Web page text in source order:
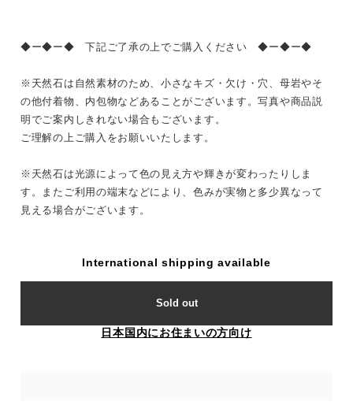
◆ー◆ー◆ 下記ご了承の上でご購入ください ◆ー◆ー◆
※天然石は自然素材のため、小さなキズ・欠け・穴、母岩やそ
の他付着物、内包物などあることがございます。写真や商品説
明でご案内しきれない場合もございます。
ご理解の上ご購入をお願いいたします。
※天然石は光源によって色の見え方や輝きが変わったりしま
す。またご利用の端末などにより、色みが実物と多少異なって
見える場合がございます。
International shipping available
Sold out
日本国内にお住まいの方向け